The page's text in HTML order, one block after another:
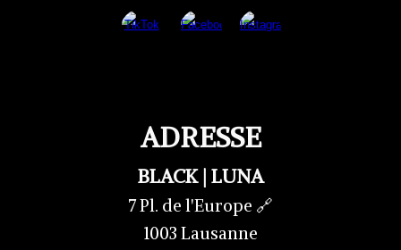
ADRESSE
BLACK | LUNA
7 Pl. de l'Europe 🔗
1003 Lausanne